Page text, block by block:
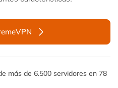
más de 6.500 servidores en 78